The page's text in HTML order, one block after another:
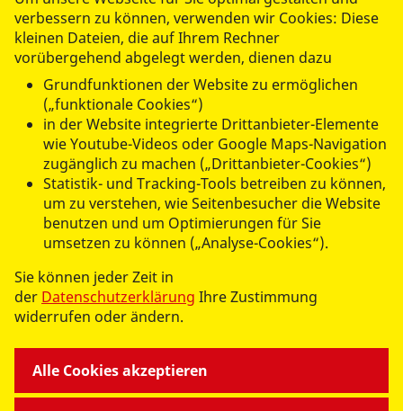
ASB Ortsverband Chemnitz und
Umgebung e.V.
Herderstraße 6
09120 Chemnitz
UNSERE ANGEBOTE
WIR ÜBER UNS
verbessern zu können, verwenden wir Cookies: Diese
kleinen Dateien, die auf Ihrem Rechner
vorübergehend abgelegt werden, dienen dazu
Grundfunktionen der Website zu ermöglichen
(„funktionale Cookies“)
in der Website integrierte Drittanbieter-Elemente
wie Youtube-Videos oder Google Maps-Navigation
zugänglich zu machen („Drittanbieter-Cookies“)
Statistik- und Tracking-Tools betreiben zu können,
um zu verstehen, wie Seitenbesucher die Website
benutzen und um Optimierungen für Sie
umsetzen zu können („Analyse-Cookies“).
Sie können jeder Zeit in
der Datenschutzerklärung Ihre Zustimmung
widerrufen oder ändern.
Alle Cookies akzeptieren